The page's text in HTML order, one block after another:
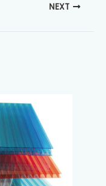
NEXT